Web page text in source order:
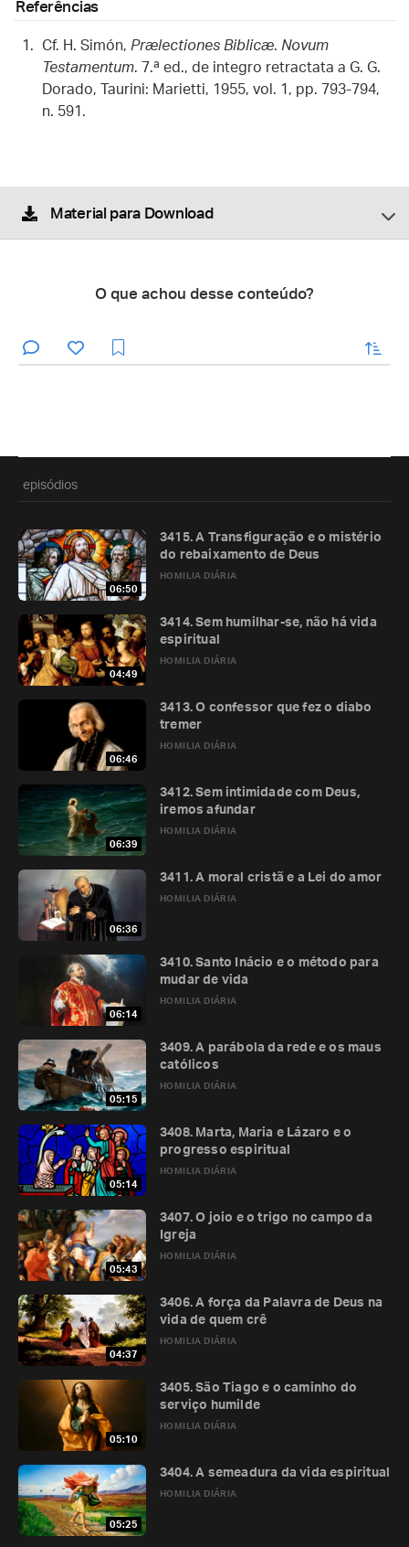
Referências
Cf. H. Simón, Prælectiones Biblicæ. Novum
Testamentum. 7.ª ed., de integro retractata a G. G.
Dorado, Taurini: Marietti, 1955, vol. 1, pp. 793-794,
n. 591.
Material para Download
O que achou desse conteúdo?
enviar
episódios
06:50
HOMILIA DIÁRIA
3415. A Transfiguração e o mistério
do rebaixamento de Deus
04:49
HOMILIA DIÁRIA
3414. Sem humilhar-se, não há vida
espiritual
06:46
HOMILIA DIÁRIA
3413. O confessor que fez o diabo
tremer
06:39
HOMILIA DIÁRIA
3412. Sem intimidade com Deus,
iremos afundar
06:36
HOMILIA DIÁRIA
3411. A moral cristã e a Lei do amor
06:14
HOMILIA DIÁRIA
3410. Santo Inácio e o método para
mudar de vida
05:15
HOMILIA DIÁRIA
3409. A parábola da rede e os maus
católicos
05:14
HOMILIA DIÁRIA
3408. Marta, Maria e Lázaro e o
progresso espiritual
05:43
HOMILIA DIÁRIA
3407. O joio e o trigo no campo da
Igreja
04:37
HOMILIA DIÁRIA
3406. A força da Palavra de Deus na
vida de quem crê
05:10
HOMILIA DIÁRIA
3405. São Tiago e o caminho do
serviço humilde
05:25
HOMILIA DIÁRIA
3404. A semeadura da vida espiritual